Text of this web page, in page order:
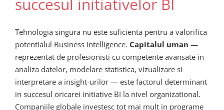
Tehnologia singura nu este suficienta pentru a valorifica
potentialul Business Intelligence. Capitalul uman —
reprezentat de profesionisti cu competente avansate in
analiza datelor, modelare statistica, vizualizare si
interpretare a insight-urilor — este factorul determinant
in succesul oricarei initiative BI la nivel organizational.
Companiile globale investesc tot mai mult in programe